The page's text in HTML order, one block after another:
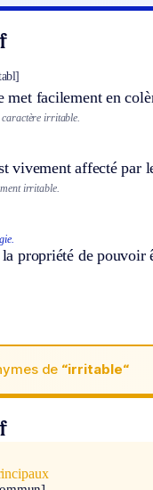
met facilement en
irritable.
vivement affecté par
irritable.
propriété de pouvoir
de “irritable“